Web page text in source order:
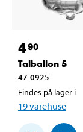
490
Talballon 5
47-0925
Findes på lager i
19varehuse